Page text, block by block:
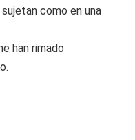
como en una
han rimado